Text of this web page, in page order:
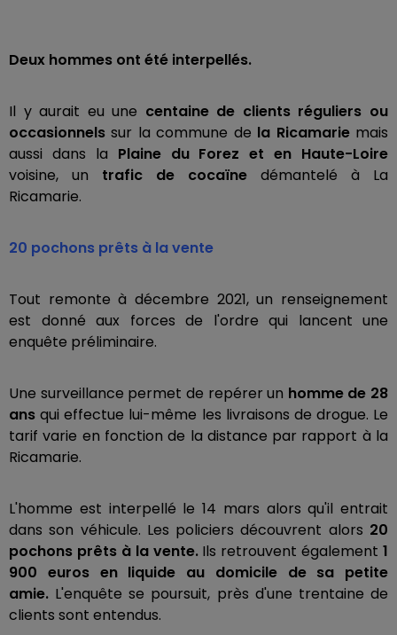
Deux hommes ont été interpellés.
Il y aurait eu une centaine de clients réguliers ou
occasionnels sur la commune de la Ricamariemais
aussi dans la Plaine du Forez et en Haute-Loire
voisine, un trafic de cocaïne démantelé à La
Ricamarie.
20 pochons prêts à la vente
Tout remonte à décembre 2021, un renseignement
est donné aux forces de l'ordre qui lancent une
enquête préliminaire.
Une surveillance permet de repérer un homme de 28
ans qui effectue lui-même les livraisons de drogue. Le
tarif varie en fonction de la distance par rapport à la
Ricamarie.
L'homme est interpellé le 14 mars alors qu'il entrait
dans son véhicule. Les policiers découvrent alors 20
pochons prêts à la vente.Ils retrouvent également 1
900 euros en liquide au domicile de sa petite
amie. L'enquête se poursuit, près d'une trentaine de
clients sont entendus.